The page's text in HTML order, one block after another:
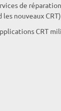
de
nouveaux CRT)
CRT